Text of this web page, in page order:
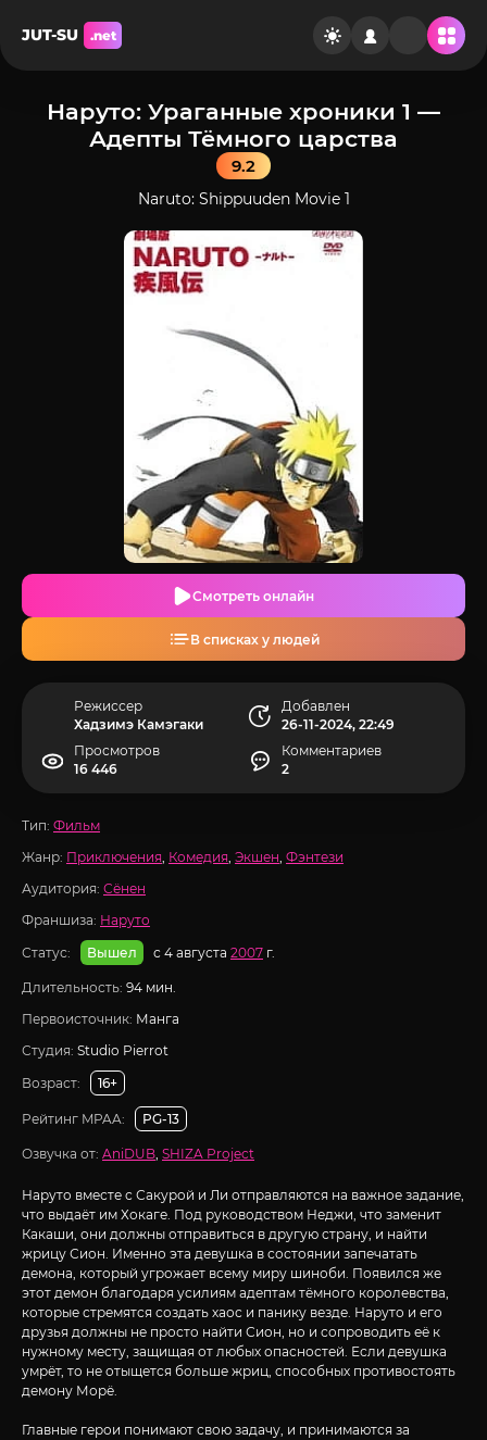
JUT-SU .net
Наруто: Ураганные хроники 1 —
Адепты Тёмного царства
9.2
Naruto: Shippuuden Movie 1
Смотреть онлайн
В списках у людей
Режиссер
Хадзимэ Камэгаки
Добавлен
26-11-2024, 22:49
Просмотров
16 446
Комментариев
2
Тип: Фильм
Жанр: Приключения, Комедия, Экшен, Фэнтези
Аудитория: Сёнен
Франшиза: Наруто
Статус:
Вышел с 4 августа 2007 г.
Длительность: 94 мин.
Первоисточник: Манга
Студия: Studio Pierrot
Возраст:
16+
Рейтинг MPAA: PG-13
Озвучка от: AniDUB, SHIZA Project
Наруто вместе с Сакурой и Ли отправляются на важное задание,
что выдаёт им Хокаге. Под руководством Неджи, что заменит
Какаши, они должны отправиться в другую страну, и найти
жрицу Сион. Именно эта девушка в состоянии запечатать
демона, который угрожает всему миру шиноби. Появился же
этот демон благодаря усилиям адептам тёмного королевства,
которые стремятся создать хаос и панику везде. Наруто и его
друзья должны не просто найти Сион, но и сопроводить её к
нужному месту, защищая от любых опасностей. Если девушка
умрёт, то не отыщется больше жриц, способных противостоять
демону Морё.
Главные герои понимают свою задачу, и принимаются за